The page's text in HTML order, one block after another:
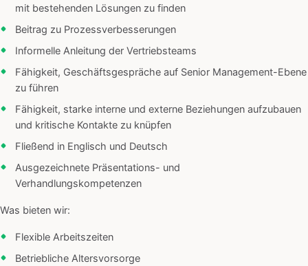
mit bestehenden Lösungen zu finden
Beitrag zu Prozessverbesserungen
Informelle Anleitung der Vertriebsteams
Fähigkeit, Geschäftsgespräche auf Senior Management-Ebene
zu führen
Fähigkeit, starke interne und externe Beziehungen aufzubauen
und kritische Kontakte zu knüpfen
Fließend in Englisch und Deutsch
Ausgezeichnete Präsentations- und
Verhandlungskompetenzen
Was bieten wir:
Flexible Arbeitszeiten
Betriebliche Altersvorsorge